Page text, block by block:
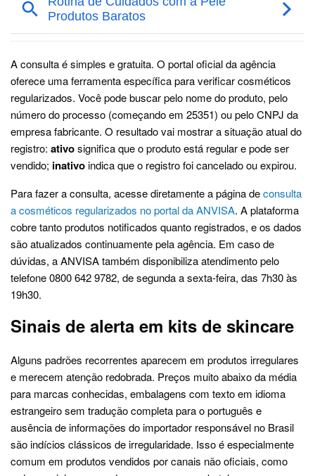
A consulta é simples e gratuita. O portal oficial da agência
oferece uma ferramenta específica para verificar cosméticos
regularizados. Você pode buscar pelo nome do produto, pelo
número do processo (começando em 25351) ou pelo CNPJ da
empresa fabricante. O resultado vai mostrar a situação atual do
registro: ativosignifica que o produto está regular e pode ser
vendido; inativoindica que o registro foi cancelado ou expirou.
Para fazer a consulta, acesse diretamente a página deconsulta
a cosméticos regularizados no portal da ANVISA. A plataforma
cobre tanto produtos notificados quanto registrados, e os dados
são atualizados continuamente pela agência. Em caso de
dúvidas, a ANVISA também disponibiliza atendimento pelo
telefone 0800 642 9782, de segunda a sexta-feira, das 7h30 às
19h30.
Sinais de alerta em kits de skincare
Alguns padrões recorrentes aparecem em produtos irregulares
e merecem atenção redobrada. Preços muito abaixo da média
para marcas conhecidas, embalagens com texto em idioma
estrangeiro sem tradução completa para o português e
ausência de informações do importador responsável no Brasil
são indícios clássicos de irregularidade. Isso é especialmente
comum em produtos vendidos por canais não oficiais, como